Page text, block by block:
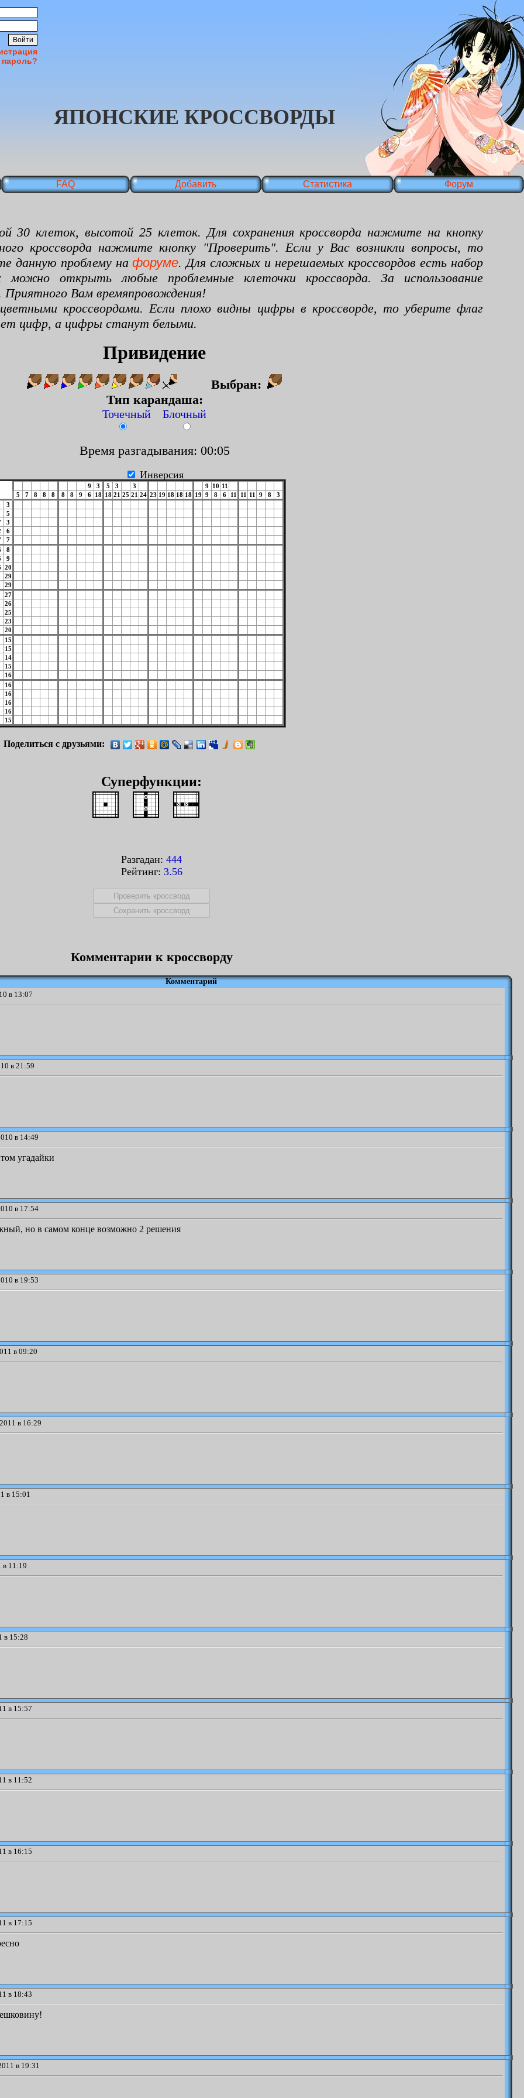
ЯПОНСКИЕ КРОССВОРДЫ
FAQ Добавить Статистика Форум
клеток, высотой 25 клеток. Для сохранения кроссворда нажмите на кнопку
кроссворда нажмите кнопку "Проверить". Если у Вас возникли вопросы, то
данную проблему нафоруме. Для сложных и нерешаемых кроссвордов есть набор
открыть любые проблемные клеточки кроссворда. За использование
Вам времяпровождения!
кроссвордами. Если плохо видны цифры в кроссворде, то уберите флаг
цифр, а цифры станут белыми.
Привидение
Выбран:
Тип карандаша:
Точечный Блочный
Время разгадывания: 00:06
Инверсия
9 3 5 3 3 9 10 11
5
7 8 8 8 8 8 9 6 18 18 21 25 21 24 23 19 18 18 18 19 9 8 6 11 11 11 9 8
3
3
5
3
6
7
8
9
20
29
29
27
26
25
23
20
15
15
14
15
16
16
16
16
16
15
Поделиться с друзьями:
Суперфункции:
Разгадан: 444
Рейтинг: 3.56
Комментарии к кроссворду
Комментарий
в 13:07
в 21:59
в 14:49
угадайки
в 17:54
но в самом конце возможно 2 решения
в 19:53
в 09:20
в 16:29
в 15:01
в 11:19
в 15:28
в 15:57
в 11:52
в 16:15
в 17:15
в 18:43
в 19:31